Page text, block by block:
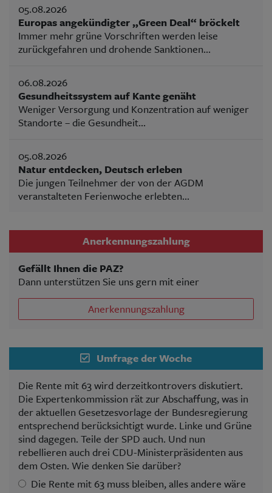
05.08.2026
Europas angekündigter „Green Deal“ bröckelt
Immer mehr grüne Vorschriften werden leise
zurückgefahren und drohende Sanktionen...
06.08.2026
Gesundheitssystem auf Kante genäht
Weniger Versorgung und Konzentration auf weniger
Standorte – die Gesundheit...
05.08.2026
Natur entdecken, Deutsch erleben
Die jungen Teilnehmer der von der AGDM
veranstalteten Ferienwoche erlebten...
Anerkennungszahlung
Gefällt Ihnen die PAZ?
Dann unterstützen Sie uns gern mit einer
Anerkennungszahlung
Umfrage der Woche
Die Rente mit 63 wird derzeitkontrovers diskutiert.
Die Expertenkommission rät zur Abschaffung, was in
der aktuellen Gesetzesvorlage der Bundesregierung
entsprechend berücksichtigt wurde. Linke und Grüne
sind dagegen. Teile der SPD auch. Und nun
rebellieren auch drei CDU-Ministerpräsidenten aus
dem Osten. Wie denken Sie darüber?
Die Rente mit 63 muss bleiben, alles andere wäre